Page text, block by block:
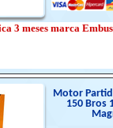
3 meses marca
Motor
150 Bros